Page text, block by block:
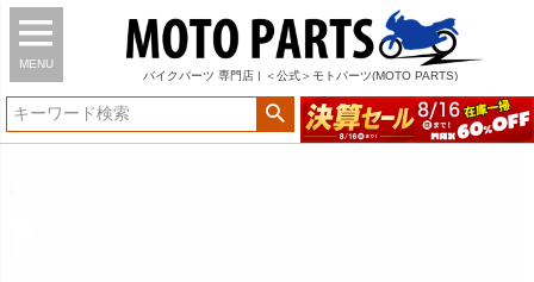
MENU
バイク パーツ 専門店 | ＜公式＞モトパーツ(MOTO PARTS)